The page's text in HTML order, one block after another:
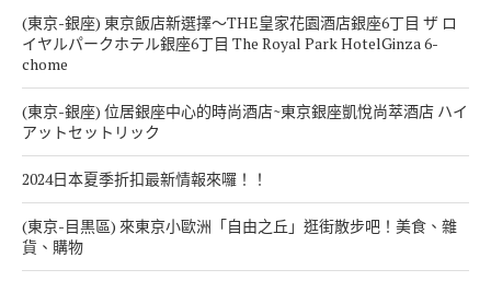
(東京-銀座) 東京飯店新選擇～THE皇家花園酒店銀座6丁目 ザ ロ
イヤルパークホテル銀座6丁目 The Royal Park HotelGinza 6-
chome
(東京-銀座) 位居銀座中心的時尚酒店~東京銀座凱悅尚萃酒店 ハイ
アットセットリック
2024日本夏季折扣最新情報來囉！！
(東京-目黒區) 來東京小歐洲「自由之丘」逛街散步吧！美食、雜
貨、購物